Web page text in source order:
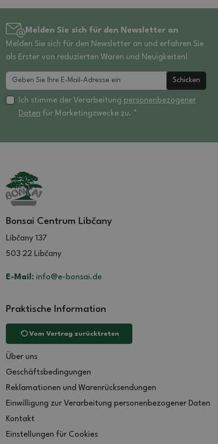
Melden Sie sich für den Newsletter an
Melden Sie sich für den Newsletter an und erfahren Sie
als Erster von reduzierten Waren und Neuigkeiten!
Schicken
Ich stimme der Verarbeitung personenbezogener
Daten für Marketingzwecke zu. *
Bonsai Centrum Libčany
Libčany 137
503 22 Libčany
E-Mail: info@e-bonsai.de
Praktische Information
Vom Vertrag zurücktreten
Über uns
Geschäftsbedingungen
Reklamationen und Warenrücksendungen
Einwilligung zur Verarbeitung personenbezogener Daten
Kontakt
Einstellungen für Cookies